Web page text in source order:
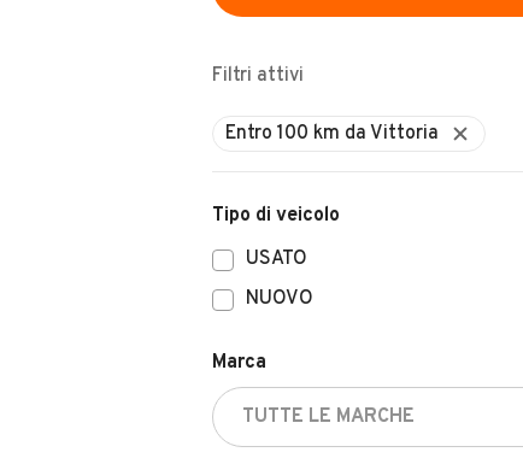
Filtri attivi
Entro 100 km da Vittoria
Tipo di veicolo
USATO
NUOVO
Marca